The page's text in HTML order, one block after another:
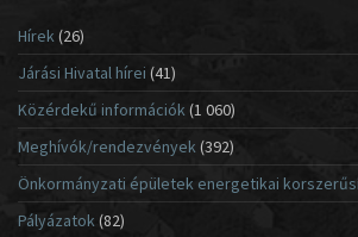
Hírek(26)
Járási Hivatal hírei (41)
Közérdekű információk(1 060)
Meghívók/rendezvények (392)
Önkormányzati épületek energetikai
Pályázatok (82)